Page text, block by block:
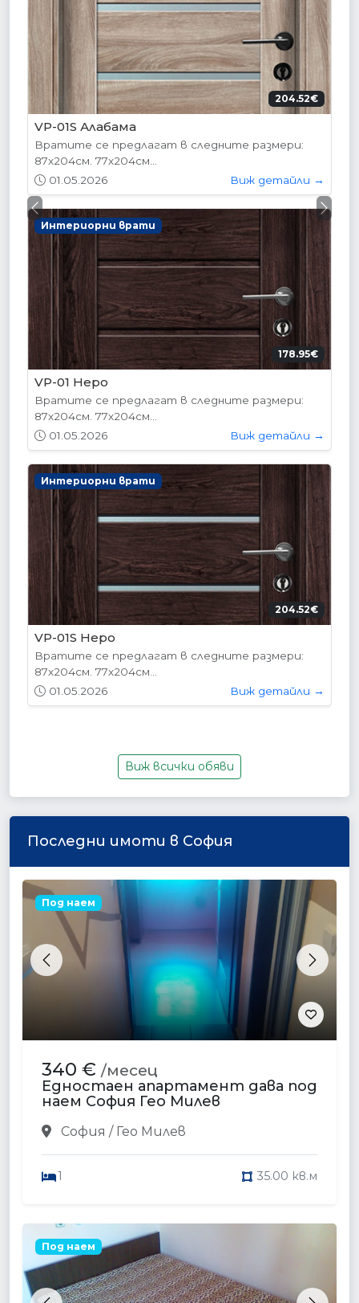
204.52€
VP-01S Алабама
Вратите се предлагат в следните размери:
87х204см. 77х204см...
01.05.2026
Виж детайли →
Интериорни врати
178.95€
VP-01 Hepo
Вратите се предлагат в следните размери:
87х204см. 77х204см...
01.05.2026
Виж детайли →
Интериорни врати
204.52€
VP-01S Hepo
Вратите се предлагат в следните размери:
87х204см. 77х204см...
01.05.2026
Виж детайли →
Previous Next
Виж всички обяви
Последни имоти в София
Previous Next
Под наем
340 € /месец
Едностаен апартамент дава под
наем София Гео Милев
София / Гео Милев
1 35.00 кв.м
Под наем